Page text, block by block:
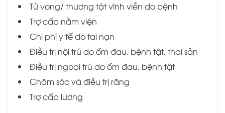
Tử vong/ thương tật vĩnh viễn do bệnh
Trợ cấp nằm viện
Chi phí y tế do tai nạn
Điều trị nội trú do ốm đau, bệnh tật, thai sản
Điều trị ngoại trú do ốm đau, bệnh tật
Chăm sóc và điều trị răng
Trợ cấp lương